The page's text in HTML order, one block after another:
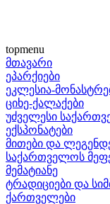
topmenu
მთავარი
ეპარქიები
ეკლესია-
ციხე-ქალაქები
უძველესი
ექსპონატები
მითები და
საქართველოს
მემატიანე
ტრადიციები და
ქართველები